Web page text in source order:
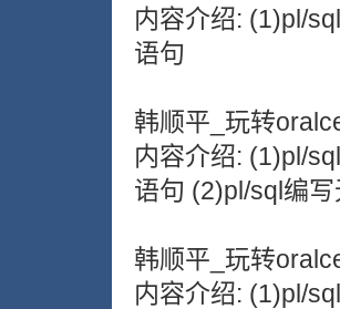
内容介绍: (1)pl/
语句
韩顺平_玩转
内容介绍: (1)pl/
语句 (2)pl/sql编
韩顺平_玩转
内容介绍: (1)pl/